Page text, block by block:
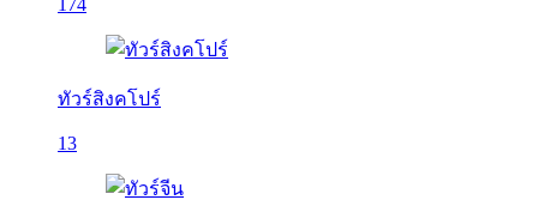
174
ทัวร์สิงคโปร์
13